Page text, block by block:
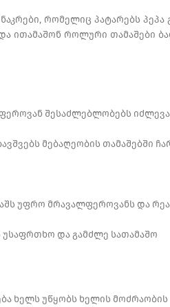
ნაკრები, რომელიც პატარებს პეპა
ითამაშონ როლური თამაშები
შესაძლებლობებს
მებაღეობის თამაშებში
უფრო მრავალფეროვანს და
უსაფრთხო და გამძლე სათამაშო
ხელს უწყობს ხელის მოძრაობის